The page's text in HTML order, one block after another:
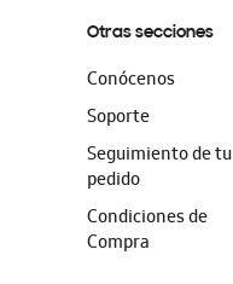
Otras secciones
Conócenos
Soporte
Seguimiento de tu
pedido
Condiciones de
Compra